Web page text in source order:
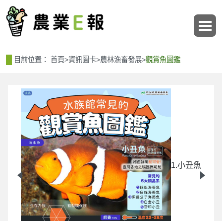
目前位置： 首頁>資訊圖卡>農林漁畜發展>觀賞魚圖鑑
1.小丑魚